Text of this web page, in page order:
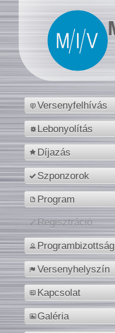
Versenyfelhívás
Lebonyolítás
Díjazás
Szponzorok
Program
Regisztráció
Programbizottság
Versenyhelyszín
Kapcsolat
Galéria